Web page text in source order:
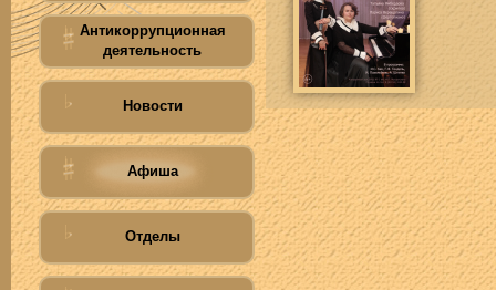
Антикоррупционная
деятельность
Новости
Афиша
Отделы